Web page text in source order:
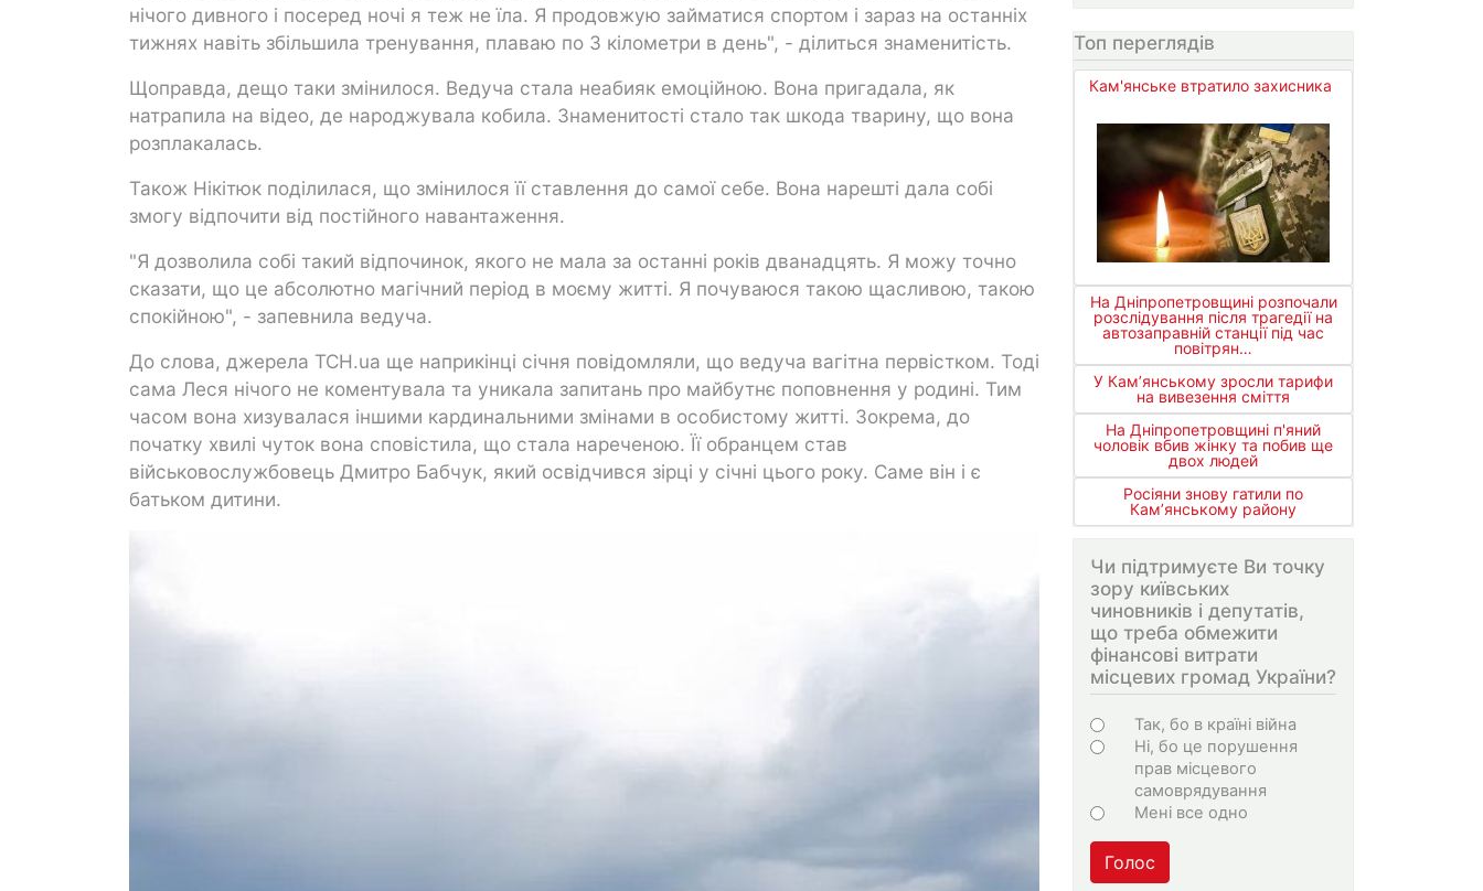
нічого дивного і посеред ночі я теж не їла. Я продовжую займатися спортом і зараз на останніх
тижнях навіть збільшила тренування, плаваю по 3 кілометри в день", - ділиться знаменитість.
Щоправда, дещо таки змінилося. Ведуча стала неабияк емоційною. Вона пригадала, як
натрапила на відео, де народжувала кобила. Знаменитості стало так шкода тварину, що вона
розплакалась.
Також Нікітюк поділилася, що змінилося її ставлення до самої себе. Вона нарешті дала собі
змогу відпочити від постійного навантаження.
"Я дозволила собі такий відпочинок, якого не мала за останні років дванадцять. Я можу точно
сказати, що це абсолютно магічний період в моєму житті. Я почуваюся такою щасливою, такою
спокійною", - запевнила ведуча.
До слова, джерела ТСН.ua ще наприкінці січня повідомляли, що ведуча вагітна первістком. Тоді
сама Леся нічого не коментувала та уникала запитань про майбутнє поповнення у родині. Тим
часом вона хизувалася іншими кардинальними змінами в особистому житті. Зокрема, до
початку хвилі чуток вона сповістила, що стала нареченою. Її обранцем став
військовослужбовець Дмитро Бабчук, який освідчився зірці у січні цього року. Саме він і є
батьком дитини.
Топ переглядів
Кам'янське втратило захисника
На Дніпропетровщині розпочали
розслідування після трагедії на
автозаправній станції під час
повітрян…
У Кам’янському зросли тарифи
на вивезення сміття
На Дніпропетровщині п'яний
чоловік вбив жінку та побив ще
двох людей
Росіяни знову гатили по
Кам’янському району
Чи підтримуєте Ви точку
зору київських
чиновників і депутатів,
що треба обмежити
фінансові витрати
місцевих громад України?
Варіанти
Так, бо в країні війна
Ні, бо це порушення
прав місцевого
самоврядування
Мені все одно
Голос